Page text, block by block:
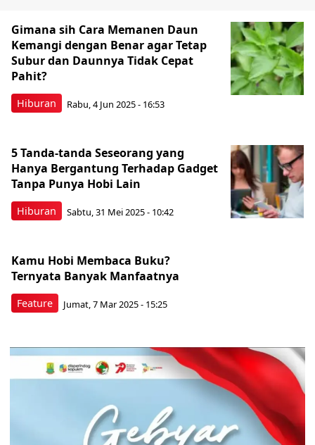
Hiburan
Gimana sih Cara Memanen Daun
Kemangi dengan Benar agar Tetap
Subur dan Daunnya Tidak Cepat
Pahit?
Rabu, 4 Jun 2025 - 16:53
Hiburan
5 Tanda-tanda Seseorang yang
Hanya Bergantung Terhadap Gadget
Tanpa Punya Hobi Lain
Sabtu, 31 Mei 2025 - 10:42
Feature
Kamu Hobi Membaca Buku?
Ternyata Banyak Manfaatnya
Jumat, 7 Mar 2025 - 15:25